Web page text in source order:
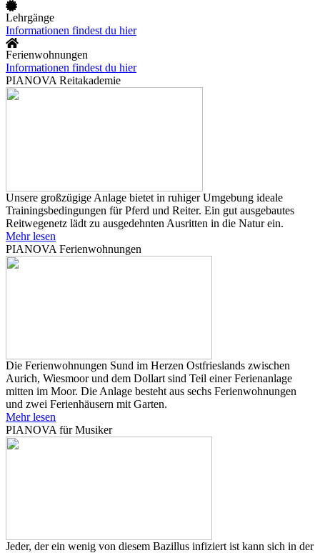
Lehrgänge
Informationen findest du hier
Ferienwohnungen
Informationen findest du hier
PIANOVA Reitakademie
Unsere großzügige Anlage bietet in ruhiger Umgebung ideale
Trainingsbedingungen für Pferd und Reiter. Ein gut ausgebautes
Reitwegenetz lädt zu ausgedehnten Ausritten in die Natur ein.
Mehr lesen
PIANOVA Ferienwohnungen
Die Ferienwohnungen Sund im Herzen Ostfrieslands zwischen
Aurich, Wiesmoor und dem Dollart sind Teil einer Ferienanlage
mitten im Moor. Die Anlage besteht aus sechs Ferienwohnungen
und zwei Ferienhäusern mit Garten.
Mehr lesen
PIANOVA für Musiker
Jeder, der ein wenig von diesem Bazillus infiziert ist kann sich in der